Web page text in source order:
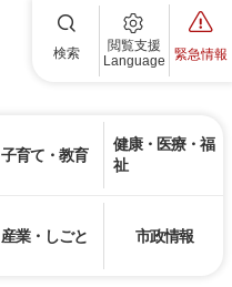
検索
閲覧支援
Language
緊急情報
子育て・教育
健康・医療・福
祉
産業・しごと 市政情報